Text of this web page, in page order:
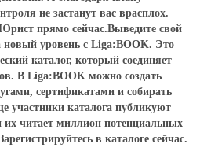
не застанут вас врасплох.
прямо сейчас.Выведите свой
новый уровень с Liga:BOOK. Это
каталог, который соединяет
В Liga:BOOK можно создать
сертификатами и собирать
участники каталога публикуют
читает миллион потенциальных
в каталоге сейчас.